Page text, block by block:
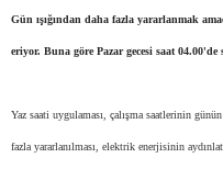
Gün ışığından daha fazla yararlanmak
eriyor. Buna göre Pazar gecesi saat 04.00'de
Yaz saati uygulaması, çalışma saatlerinin
fazla yararlanılması, elektrik enerjisinin